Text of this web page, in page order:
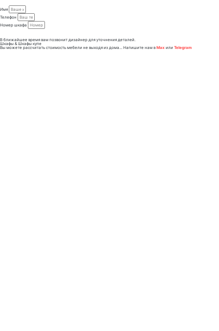
Имя
Телефон
Номер шкафа
В ближайшее время вам позвонит дизайнер для уточнения деталей.
Шкафы & Шкафы купе
Вы можете рассчитать стоимость мебели не выходя из дома... Напишите нам в Max или Telegram